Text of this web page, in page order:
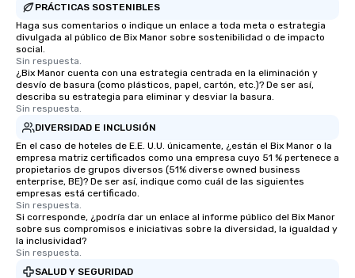
PRÁCTICAS SOSTENIBLES
Haga sus comentarios o indique un enlace a toda meta o estrategia
divulgada al público de Bix Manor sobre sostenibilidad o de impacto
social.
Sin respuesta.
¿Bix Manor cuenta con una estrategia centrada en la eliminación y
desvío de basura (como plásticos, papel, cartón, etc.)? De ser así,
describa su estrategia para eliminar y desviar la basura.
Sin respuesta.
DIVERSIDAD E INCLUSIÓN
En el caso de hoteles de E.E. U.U. únicamente, ¿están el Bix Manor o la
empresa matriz certificados como una empresa cuyo 51 % pertenece a
propietarios de grupos diversos (51% diverse owned business
enterprise, BE)? De ser así, indique como cuál de las siguientes
empresas está certificado.
Sin respuesta.
Si corresponde, ¿podría dar un enlace al informe público del Bix Manor
sobre sus compromisos e iniciativas sobre la diversidad, la igualdad y
la inclusividad?
Sin respuesta.
SALUD Y SEGURIDAD